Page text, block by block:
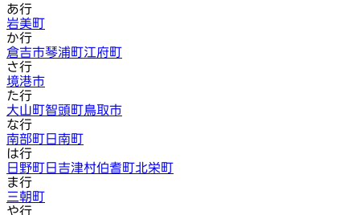
あ行
岩美町
か行
倉吉市琴浦町江府町
さ行
境港市
た行
大山町智頭町鳥取市
な行
南部町日南町
は行
日野町日吉津村伯耆町北栄町
ま行
三朝町
や行